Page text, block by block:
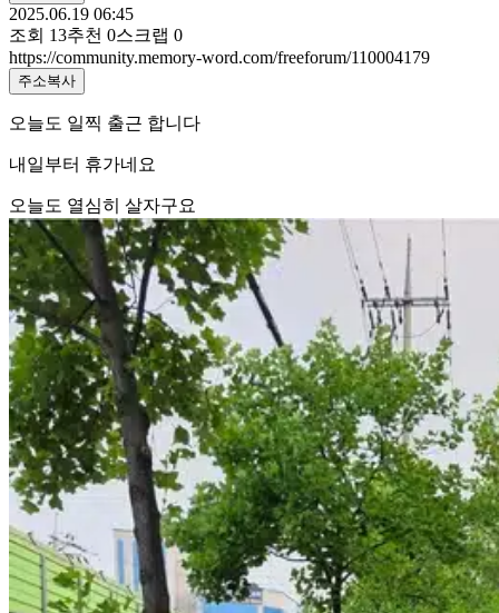
2025.06.19 06:45
조회 13추천 0스크랩 0
https://community.memory-word.com/freeforum/110004179
주소복사
오늘도 일찍 출근 합니다
내일부터 휴가네요
오늘도 열심히 살자구요